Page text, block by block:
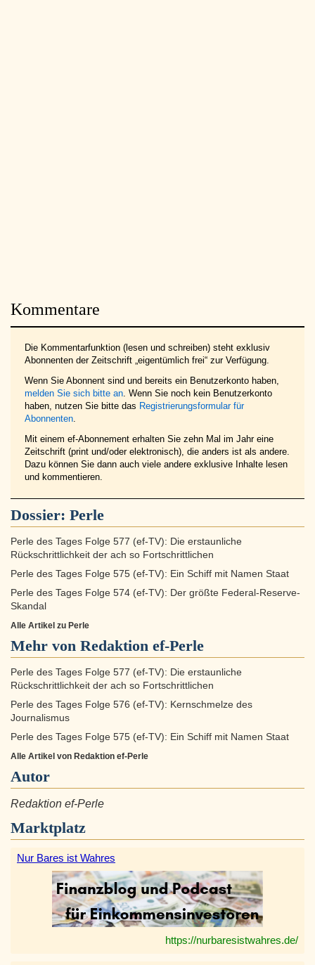
Kommentare
Die Kommentarfunktion (lesen und schreiben) steht exklusiv
Abonnenten der Zeitschrift „eigentümlich frei“ zur Verfügung.
Wenn Sie Abonnent sind und bereits ein Benutzerkonto haben,
melden Sie sich bitte an. Wenn Sie noch kein Benutzerkonto
haben, nutzen Sie bitte das Registrierungsformular für
Abonnenten.
Mit einem ef-Abonnement erhalten Sie zehn Mal im Jahr eine
Zeitschrift (print und/oder elektronisch), die anders ist als andere.
Dazu können Sie dann auch viele andere exklusive Inhalte lesen
und kommentieren.
Dossier: Perle
Perle des Tages Folge 577 (ef-TV): Die erstaunliche
Rückschrittlichkeit der ach so Fortschrittlichen
Perle des Tages Folge 575 (ef-TV): Ein Schiff mit Namen Staat
Perle des Tages Folge 574 (ef-TV): Der größte Federal-Reserve-
Skandal
Alle Artikel zu Perle
Mehr von Redaktion ef-Perle
Perle des Tages Folge 577 (ef-TV): Die erstaunliche
Rückschrittlichkeit der ach so Fortschrittlichen
Perle des Tages Folge 576 (ef-TV): Kernschmelze des
Journalismus
Perle des Tages Folge 575 (ef-TV): Ein Schiff mit Namen Staat
Alle Artikel von Redaktion ef-Perle
Autor
Redaktion ef-Perle
Marktplatz
Nur Bares ist Wahres
https://nurbaresistwahres.de/